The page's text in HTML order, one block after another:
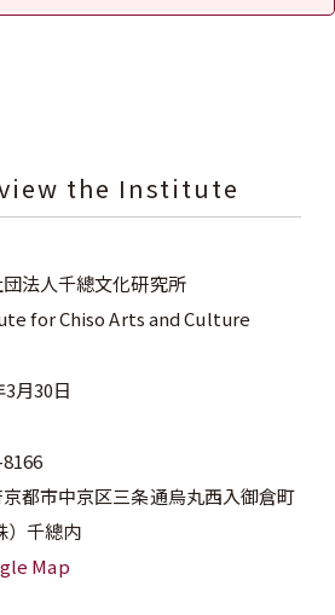
the Institute
法人千總文化研究所
for Chiso Arts and Culture
月30日
都市中京区三条通烏丸西入御倉町
）千總内
Map